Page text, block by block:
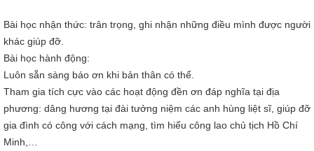
Bài học nhận thức: trân trọng, ghi nhận những điều mình được người
khác giúp đỡ.
Bài học hành động:
Luôn sẵn sàng báo ơn khi bản thân có thể.
Tham gia tích cực vào các hoạt động đền ơn đáp nghĩa tại địa
phương: dâng hương tại đài tưởng niệm các anh hùng liệt sĩ, giúp đỡ
gia đình có công với cách mạng, tìm hiểu công lao chủ tịch Hồ Chí
Minh,…